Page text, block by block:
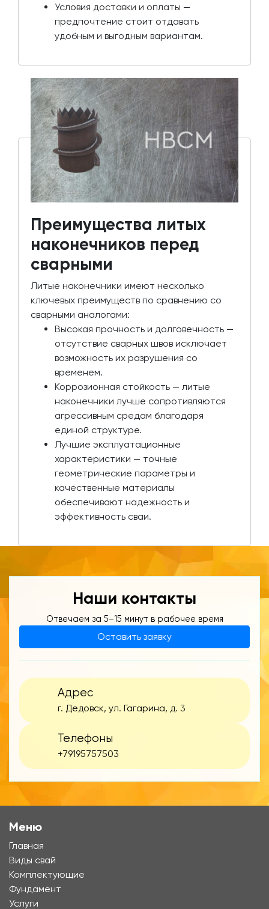
Условия доставки и оплаты —
предпочтение стоит отдавать
удобным и выгодным вариантам.
Преимущества литых
наконечников перед
сварными
Литые наконечники имеют несколько
ключевых преимуществ по сравнению со
сварными аналогами:
Высокая прочность и долговечность —
отсутствие сварных швов исключает
возможность их разрушения со
временем.
Коррозионная стойкость — литые
наконечники лучше сопротивляются
агрессивным средам благодаря
единой структуре.
Лучшие эксплуатационные
характеристики — точные
геометрические параметры и
качественные материалы
обеспечивают надежность и
эффективность сваи.
Наши контакты
Отвечаем за 5–15 минут в рабочее время
Оставить заявку
Адрес
г. Дедовск, ул. Гагарина, д. 3
Телефоны
+79195757503
Меню
Главная
Виды свай
Комплектующие
Фундамент
Услуги